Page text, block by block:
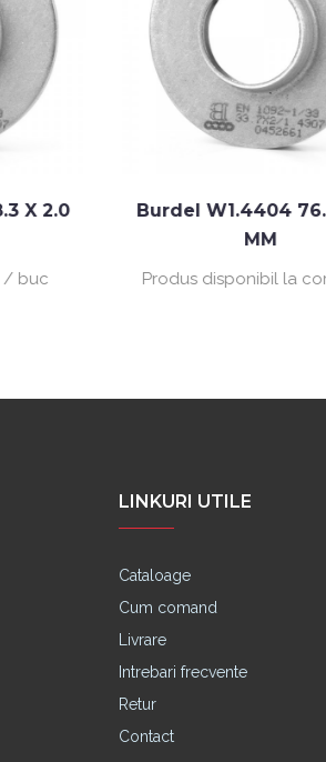
X 2.0
/ buc
Burdel W1.4404
MM
Produs disponibil la
LINKURI UTILE
Cataloage
Cum comand
Livrare
Intrebari frecvente
Retur
Contact